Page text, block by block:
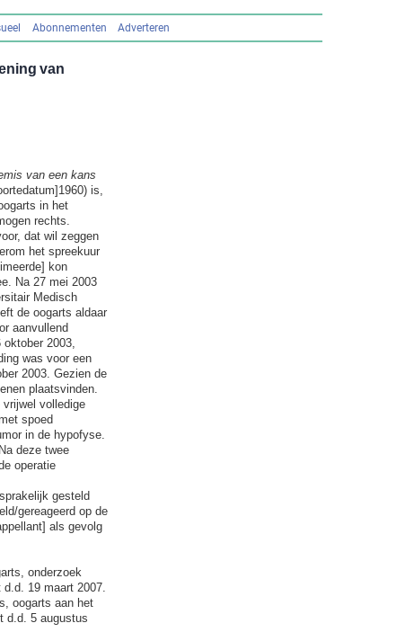
Abonnementen Adverteren
van
van een kans
is,
in het
rechts.
dat wil zeggen
het spreekuur
kon
Na 27 mei 2003
Medisch
de oogarts aldaar
aanvullend
2003,
was voor een
2003. Gezien de
plaatsvinden.
volledige
spoed
in de hypofyse.
deze twee
operatie
gesteld
gereageerd op de
als gevolg
onderzoek
19 maart 2007.
oogarts aan het
d.d. 5 augustus